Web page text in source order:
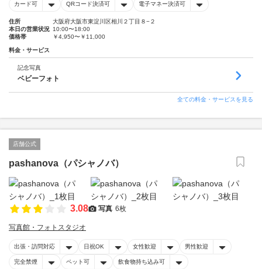
カード可 QRコード決済可 電子マネー決済可
住所
大阪府大阪市東淀川区相川２丁目８−２
本日の営業状況 10:00〜18:00
価格帯
￥4,950〜￥11,000
料金・サービス
記念写真
ベビーフォト
全ての料金・サービスを見る
店舗公式
pashanova（パシャノバ）
3.08 写真 6枚
写真館・フォトスタジオ
出張・訪問対応 日祝OK 女性歓迎 男性歓迎
完全禁煙 ペット可 飲食物持ち込み可